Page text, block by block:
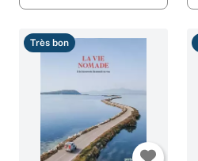
Très bon